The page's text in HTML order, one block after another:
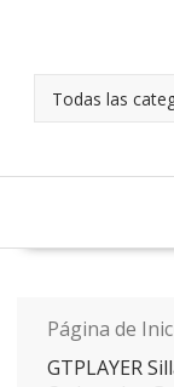
Página de
GTPLAYER